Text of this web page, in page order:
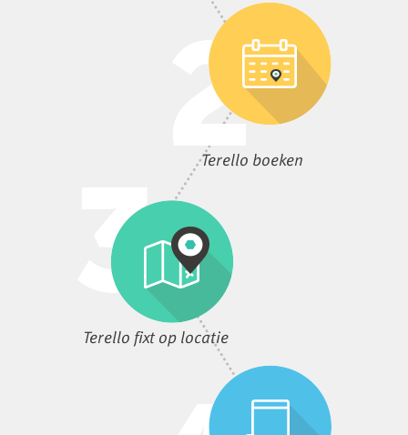
Terello boeken
Terello fixt op locatie